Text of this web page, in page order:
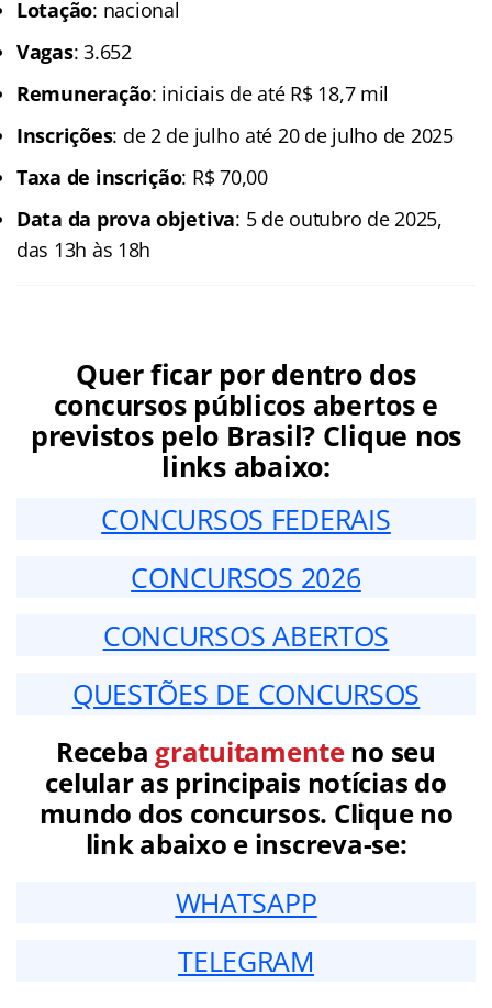
Lotação: nacional
Vagas: 3.652
Remuneração: iniciais de até R$ 18,7 mil
Inscrições: de 2 de julho até 20 de julho de 2025
Taxa de inscrição: R$ 70,00
Data da prova objetiva: 5 de outubro de 2025,
das 13h às 18h
Quer ficar por dentro dos
concursos públicos abertos e
previstos pelo Brasil? Clique nos
links abaixo:
CONCURSOS FEDERAIS
CONCURSOS 2026
CONCURSOS ABERTOS
QUESTÕES DE CONCURSOS
Receba gratuitamenteno seu
celular as principais notícias do
mundo dos concursos. Clique no
link abaixo e inscreva-se:
WHATSAPP
TELEGRAM